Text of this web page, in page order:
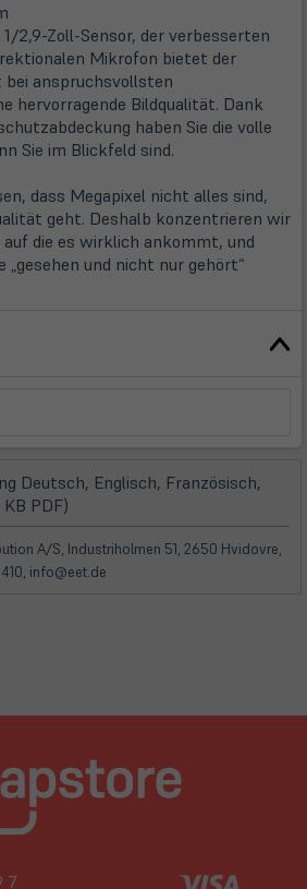
2,9-Zoll-Sensor, der verbesserten
Mikrofon bietet der
anspruchsvollsten
hervorragende Bildqualität. Dank
haben Sie die volle
Sie im Blickfeld sind.
dass Megapixel nicht alles sind,
geht. Deshalb konzentrieren wir
die es wirklich ankommt, und
„gesehen und nicht nur gehört“
Deutsch, Englisch, Französisch,
PDF)
in
neuem
Tab)
A/S, Industriholmen 51, 2650 Hvidovre,
info@eet.de
7